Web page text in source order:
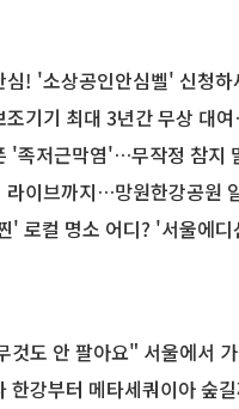
심! '소상공인안심벨' 신청하
기기 최대 3년간 무상 대여…삶
저근막염'…무작정 참지 말고 '이
라이브까지…망원한강공원
로컬 명소 어디? '서울에디션
안 팔아요" 서울에서 가장 특별한
부터 메타세쿼이아 숲길까지…서